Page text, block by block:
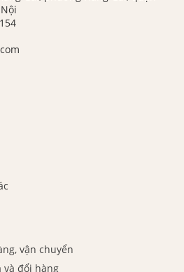
vận chuyển
và đổi hàng